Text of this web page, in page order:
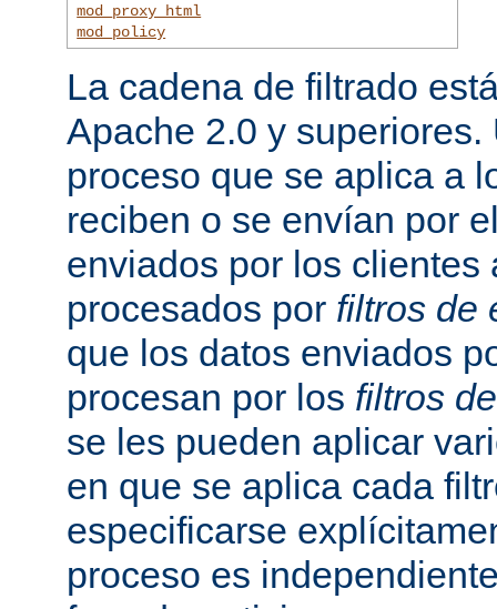
mod_proxy_html
mod_policy
La cadena de filtrado
Apache 2.0 y
proceso que se aplica a
reciben o se envían por
enviados por los clientes
procesados por filtros de
que los datos enviados
procesan por los filtros
se les pueden aplicar
en que se aplica cada
especificarse
proceso es